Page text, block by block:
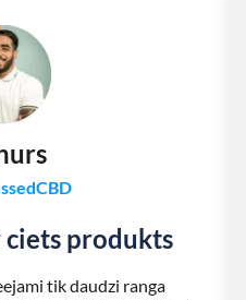
produkts
tik daudzi ranga